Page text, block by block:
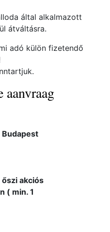
által alkalmazott
átváltásra.
adó külön fizetendő
akciós
( min. 1